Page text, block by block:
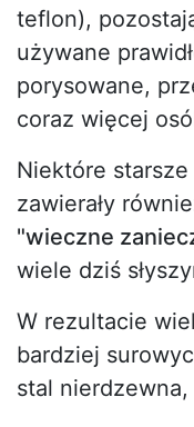
teflon),
używane
porysowane,
coraz więcej
Niektóre starsze
zawierały
"wieczne
wiele dziś
W rezultacie
bardziej
stal